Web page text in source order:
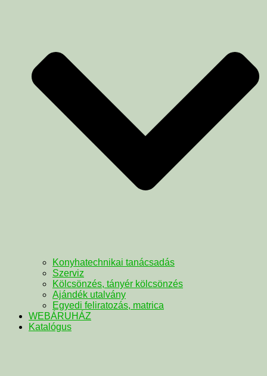
Konyhatechnikai tanácsadás
Szerviz
Kölcsönzés, tányér kölcsönzés
Ajándék utalvány
Egyedi feliratozás, matrica
WEBÁRUHÁZ
Katalógus